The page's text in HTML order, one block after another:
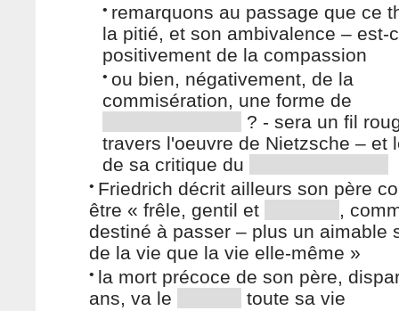
• remarquons au passage que ce
la pitié, et son ambivalence – est-
positivement de la compassion
• ou bien, négativement, de la
commisération, une forme de
? - sera un fil
travers l'oeuvre de Nietzsche – et
de sa critique du
• Friedrich décrit ailleurs son père
être « frêle, gentil et
,
destiné à passer – plus un aimable
de la vie que la vie elle-même »
• la mort précoce de son père,
ans, va le
toute sa vie